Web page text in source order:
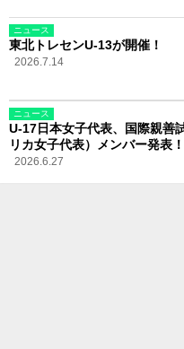
ニュース
東北トレセンU-13が開催！
2026.7.14
ニュース
U-17日本女子代表、国際親善
リカ女子代表）メンバー発表！
2026.6.27